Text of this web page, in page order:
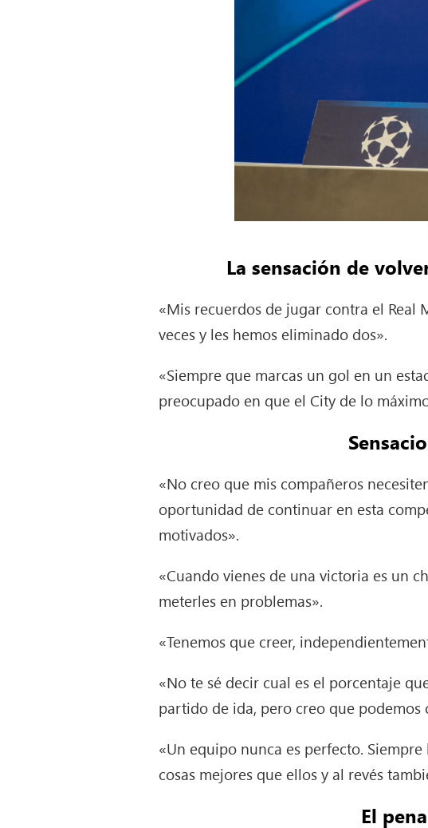
La sensación de
«Mis recuerdos de jugar contra el Real
veces y les hemos eliminado dos».
«Siempre que marcas un gol en un
preocupado en que el City de lo
«No creo que mis compañeros
oportunidad de continuar en esta
motivados».
«Cuando vienes de una victoria es un
meterles en problemas».
«Tenemos que creer,
«No te sé decir cual es el porcentaje
partido de ida, pero creo que podemos
«Un equipo nunca es perfecto.
cosas mejores que ellos y al revés
El